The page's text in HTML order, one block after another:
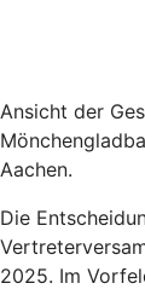
Ansicht der
Aachen.
Die
2025. Im